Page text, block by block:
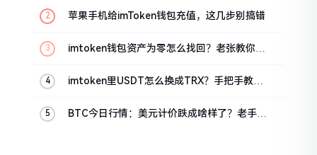
苹果手机给imToken钱包充值，这几步别搞错
imtoken钱包资产为零怎么找回？老张教你几
imtoken里USDT怎么换成TRX？手把手教你
BTC今日行情：美元计价跌成啥样了？老手教